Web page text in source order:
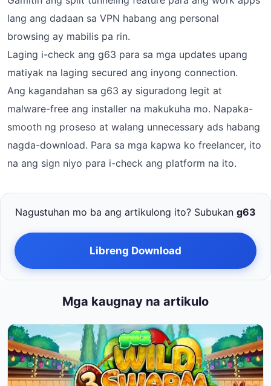
lang ang dadaan sa VPN habang ang personal
browsing ay mabilis pa rin.
Laging i-check ang g63 para sa mga updates upang
matiyak na laging secured ang inyong connection.
Ang kagandahan sa g63 ay siguradong legit at
malware-free ang installer na makukuha mo. Napaka-
smooth ng proseso at walang unnecessary ads habang
nagda-download. Para sa mga kapwa ko freelancer, ito
na ang sign niyo para i-check ang platform na ito.
Nagustuhan mo ba ang artikulong ito? Subukan g63
Libreng Download
Mga kaugnay na artikulo